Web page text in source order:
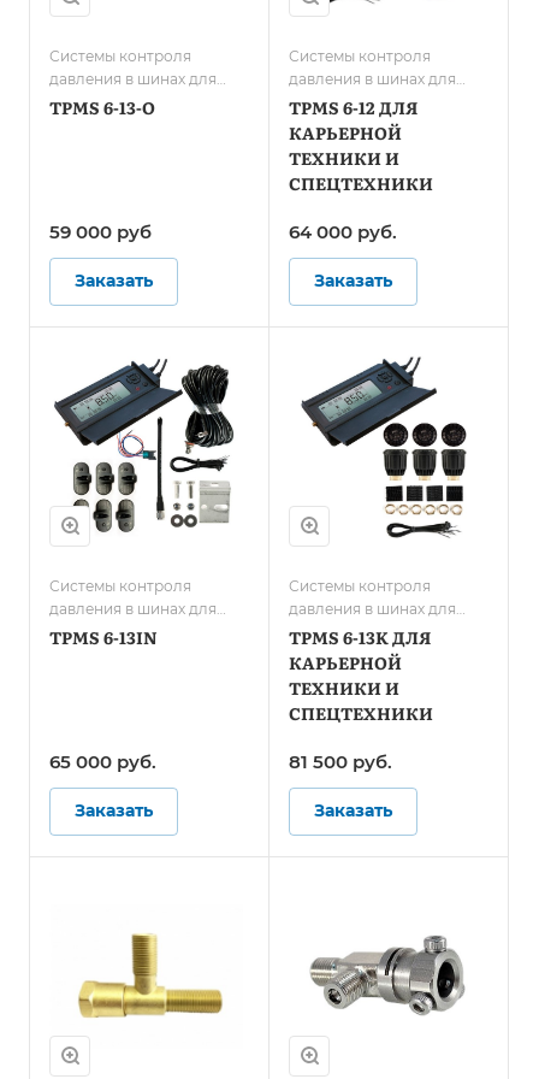
Системы контроля
давления в шинах для
грузового транспорта/
TPMS 6-13-O
59 000 руб
Заказать
Системы контроля
давления в шинах для
карьерной техники и
спецтранспорта
TPMS 6-12 ДЛЯ
КАРЬЕРНОЙ
ТЕХНИКИ И
СПЕЦТЕХНИКИ
64 000 руб.
Заказать
Системы контроля
давления в шинах для
грузового транспорта/
TPMS 6-13IN
65 000 руб.
Заказать
Системы контроля
давления в шинах для
карьерной техники и
спецтранспорта
TPMS 6-13K ДЛЯ
КАРЬЕРНОЙ
ТЕХНИКИ И
СПЕЦТЕХНИКИ
81 500 руб.
Заказать